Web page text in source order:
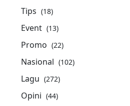
Tips (18)
Event (13)
Promo (22)
Nasional (102)
Lagu (272)
Opini (44)